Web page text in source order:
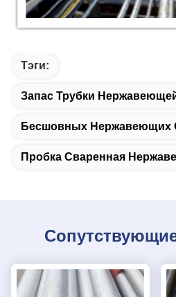
Тэги:
Запас Трубки
Бесшовных Нержавеющих
Пробка Сваренная